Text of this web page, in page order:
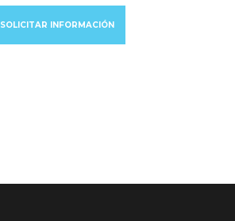
SOLICITAR INFORMACIÓN